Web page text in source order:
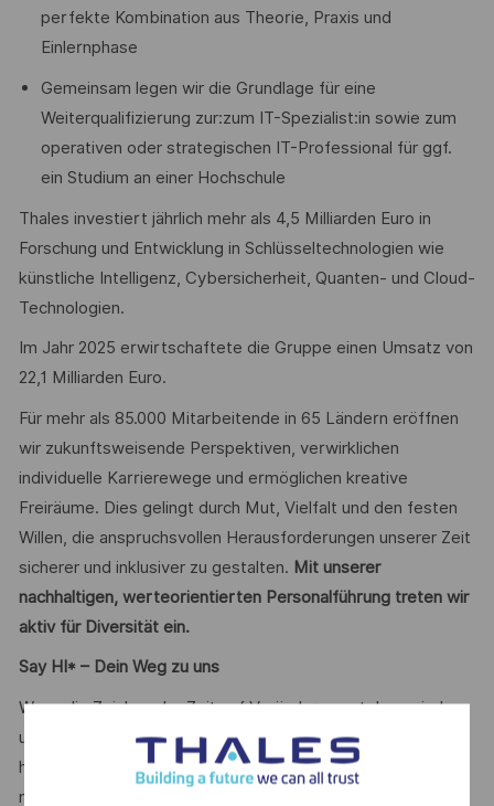
perfekte Kombination aus Theorie, Praxis und
Einlernphase
Gemeinsam legen wir die Grundlage für eine
Weiterqualifizierung zur:zum IT-Spezialist:in sowie zum
operativen oder strategischen IT-Professional für ggf.
ein Studium an einer Hochschule
Thales investiert jährlich mehr als 4,5 Milliarden Euro in
Forschung und Entwicklung in Schlüsseltechnologien wie
künstliche Intelligenz, Cybersicherheit, Quanten- und Cloud-
Technologien.
Im Jahr 2025 erwirtschaftete die Gruppe einen Umsatz von
22,1 Milliarden Euro.
Für mehr als 85.000 Mitarbeitende in 65 Ländern eröffnen
wir zukunftsweisende Perspektiven, verwirklichen
individuelle Karrierewege und ermöglichen kreative
Freiräume. Dies gelingt durch Mut, Vielfalt und den festen
Willen, die anspruchsvollen Herausforderungen unserer Zeit
sicherer und inklusiver zu gestalten. Mit unserer
nachhaltigen, werteorientierten Personalführung treten wir
aktiv für Diversität ein.
Say HI* – Dein Weg zu uns
Wenn die Zeichen der Zeit auf Veränderung stehen, sind
unsere internationalen Teams da, um der Komplexität von
heute mit den branchenführenden Technologien von
morgen zu begegnen. Bist Du dabei? Deine